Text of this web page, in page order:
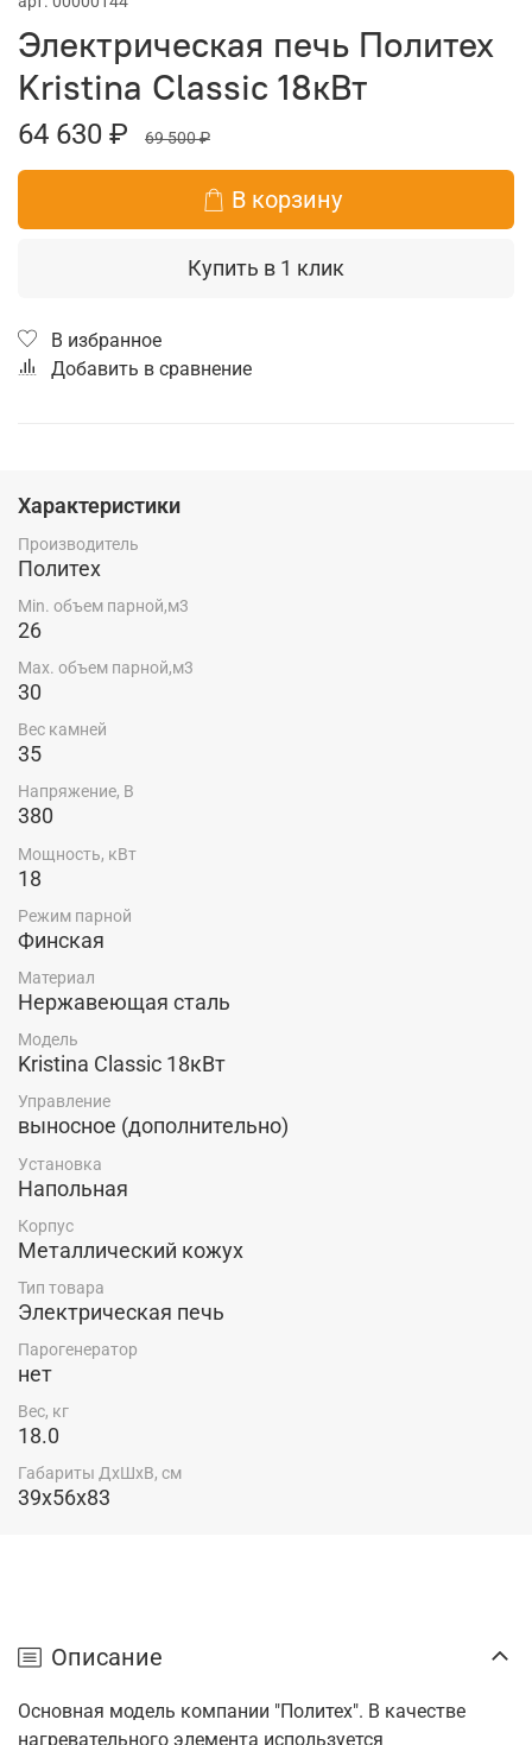
Электрическая печь Политех
Kristina Classic 18кВт
64 630 ₽ 69 500 ₽
В корзину
Купить в 1 клик
В избранное
Добавить в сравнение
Характеристики
Производитель
Политех
Min. объем парной,м3
26
Max. объем парной,м3
30
Вес камней
35
Напряжение, В
380
Мощность, кВт
18
Режим парной
Финская
Материал
Нержавеющая сталь
Модель
Kristina Classic 18кВт
Управление
выносное (дополнительно)
Установка
Напольная
Корпус
Металлический кожух
Тип товара
Электрическая печь
Парогенератор
нет
Вес, кг
18.0
Габариты ДхШхВ, см
39x56x83
Описание
Основная модель компании "Политех". В качестве
нагревательного элемента используется